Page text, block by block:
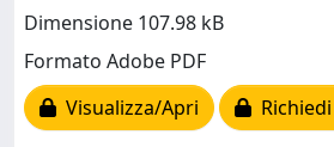
Dimensione 107.98 kB
Formato Adobe PDF
Visualizza/Apri